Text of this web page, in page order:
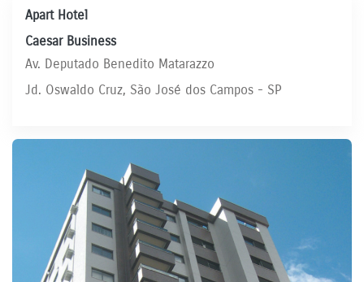
Apart Hotel
Caesar Business
Av. Deputado Benedito Matarazzo
Jd. Oswaldo Cruz, São José dos Campos - SP